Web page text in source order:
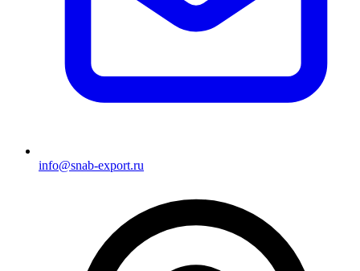
info@snab-export.ru